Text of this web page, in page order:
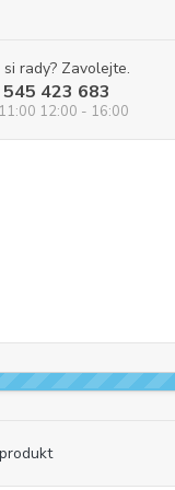
rady? Zavolejte.
423 683
12:00 - 16:00